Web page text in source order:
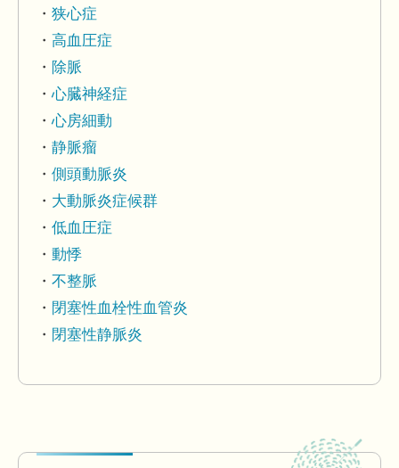
狭心症
高血圧症
除脈
心臓神経症
心房細動
静脈瘤
側頭動脈炎
大動脈炎症候群
低血圧症
動悸
不整脈
閉塞性血栓性血管炎
閉塞性静脈炎